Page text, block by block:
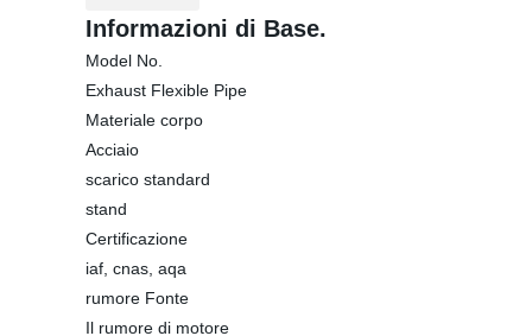
Informazioni di Base.
Model No.
Exhaust Flexible Pipe
Materiale corpo
Acciaio
scarico standard
stand
Certificazione
iaf, cnas, aqa
rumore Fonte
Il rumore di motore